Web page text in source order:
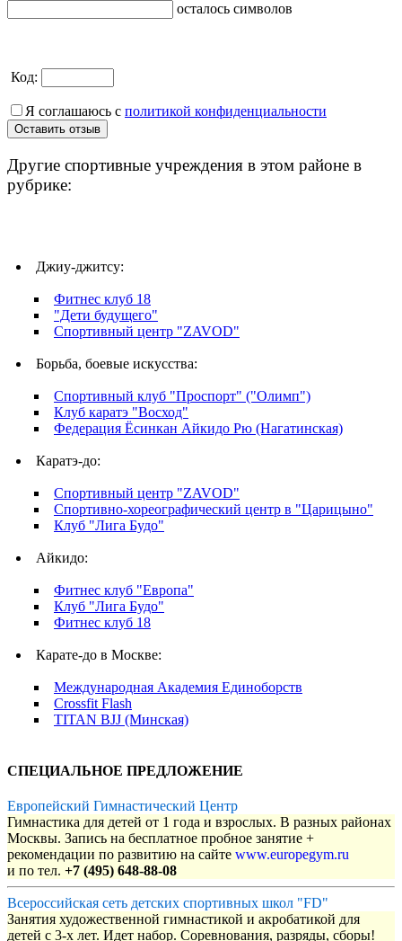
осталось символов
Код:
Я соглашаюсь с политикой конфиденциальности
Другие спортивные учреждения в этом районе в
рубрике:
Джиу-джитсу:
Фитнес клуб 18
"Дети будущего"
Спортивный центр "ZAVOD"
Борьба, боевые искусства:
Спортивный клуб "Проспорт" ("Олимп")
Клуб каратэ "Восход"
Федерация Ёсинкан Айкидо Рю (Нагатинская)
Каратэ-до:
Спортивный центр "ZAVOD"
Спортивно-хореографический центр в "Царицыно"
Клуб "Лига Будо"
Айкидо:
Фитнес клуб "Европа"
Клуб "Лига Будо"
Фитнес клуб 18
Карате-до в Москве:
Международная Академия Единоборств
Crossfit Flash
TITAN BJJ (Минская)
СПЕЦИАЛЬНОЕ ПРЕДЛОЖЕНИЕ
Европейский Гимнастический Центр
Гимнастика для детей от 1 года и взрослых. В разных районах
Москвы. Запись на бесплатное пробное занятие +
рекомендации по развитию на сайте www.europegym.ru
и по тел. +7 (495) 648-88-08
Всероссийская сеть детских спортивных школ "FD"
Занятия художественной гимнастикой и акробатикой для
детей с 3-х лет. Идет набор. Соревнования, разряды, сборы!